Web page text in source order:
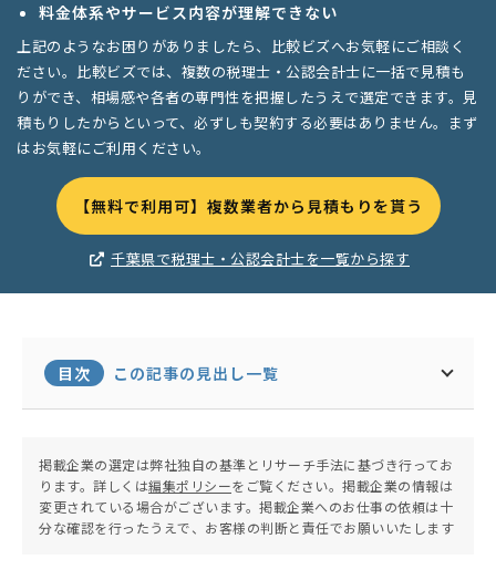
料金体系やサービス内容が理解できない
上記のようなお困りがありましたら、比較ビズへお気軽にご相談く
ださい。比較ビズでは、複数の税理士・公認会計士に一括で見積も
りができ、相場感や各者の専門性を把握したうえで選定できます。見
積もりしたからといって、必ずしも契約する必要はありません。まず
はお気軽にご利用ください。
【無料で利用可】複数業者から見積もりを貰う
千葉県で税理士・公認会計士を一覧から探す
目次 この記事の見出し一覧
掲載企業の選定は弊社独自の基準とリサーチ手法に基づき行ってお
ります。詳しくは編集ポリシーをご覧ください。掲載企業の情報は
変更されている場合がございます。掲載企業へのお仕事の依頼は十
分な確認を行ったうえで、お客様の判断と責任でお願いいたします